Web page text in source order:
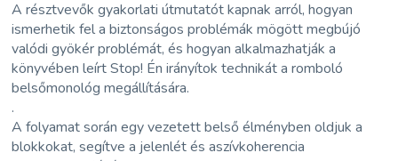
A résztvevők gyakorlati útmutatót kapnak arról, hogyan
ismerhetik fel a biztonságos problémák mögött megbújó
valódi gyökér problémát, és hogyan alkalmazhatják a
könyvében leírt Stop! Én irányítok technikát a romboló
belsőmonológ megállítására.
.
A folyamat során egy vezetett belső élményben oldjuk a
blokkokat, segítve a jelenlét és aszívkoherencia